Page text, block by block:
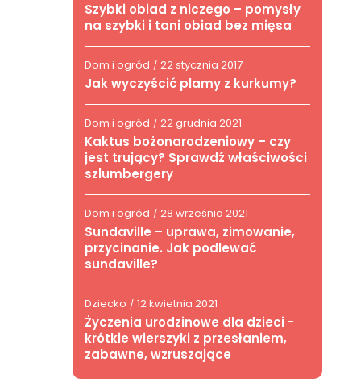
Szybki obiad z niczego – pomysły
na szybki i tani obiad bez mięsa
Dom i ogród / 22 stycznia 2017
Jak wyczyścić plamy z kurkumy?
Dom i ogród / 22 grudnia 2021
Kaktus bożonarodzeniowy – czy
jest trujący? Sprawdź właściwości
szlumbergery
Dom i ogród / 28 września 2021
Sundaville – uprawa, zimowanie,
przycinanie. Jak podlewać
sundaville?
Dziecko / 12 kwietnia 2021
Życzenia urodzinowe dla dzieci -
krótkie wierszyki z przesłaniem,
zabawne, wzruszające